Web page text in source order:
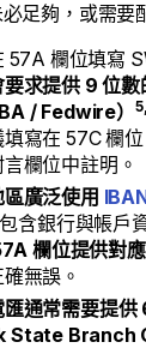
足夠，或需要
57A 欄位填寫
求提供 9 位數
/ Fedwire）
寫在 57C 欄
欄位中註明。
廣泛使用
含銀行與帳戶
欄位提供對
無誤。
匯通常需要提
State Branch